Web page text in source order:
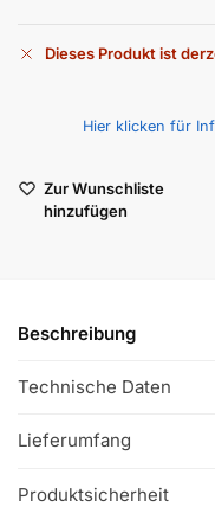
Dieses Produkt ist
r
e
Hier klicken für
Zur Wunschliste
hinzufügen
Beschreibung
Technische Daten
Lieferumfang
Produktsicherheit